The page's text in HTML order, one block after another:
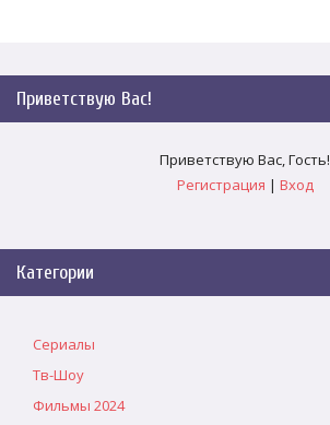
Приветствую Вас!
Приветствую Вас,Гость!
Регистрация | Вход
Категории
Сериалы
Тв-Шоу
Фильмы 2024